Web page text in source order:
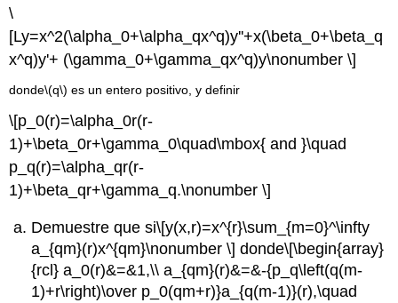
\
[Ly=x^2(\alpha_0+\alpha_qx^q)y''+x(\beta_0+\beta_q
x^q)y'+ (\gamma_0+\gamma_qx^q)y\nonumber \]
donde\(q\) es un entero positivo, y definir
\[p_0(r)=\alpha_0r(r-
1)+\beta_0r+\gamma_0\quad\mbox{ and }\quad
p_q(r)=\alpha_qr(r-
1)+\beta_qr+\gamma_q.\nonumber \]
Demuestre que si\[y(x,r)=x^{r}\sum_{m=0}^\infty
a_{qm}(r)x^{qm}\nonumber \] donde\[\begin{array}
{rcl} a_0(r)&=&1,\\ a_{qm}(r)&=&-{p_q\left(q(m-
1)+r\right)\over p_0(qm+r)}a_{q(m-1)}(r),\quad